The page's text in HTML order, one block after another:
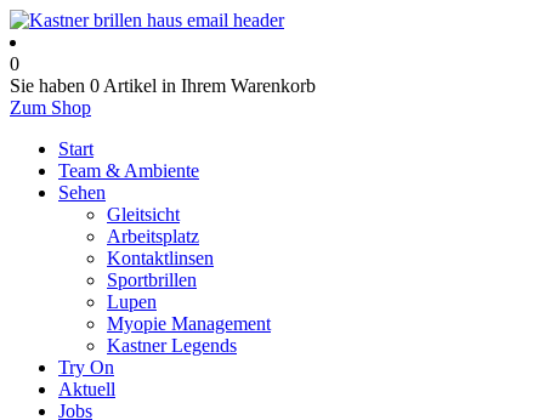
0
Sie haben 0 Artikel in Ihrem Warenkorb
Zum Shop
Start
Team & Ambiente
Sehen
Gleitsicht
Arbeitsplatz
Kontaktlinsen
Sportbrillen
Lupen
Myopie Management
Kastner Legends
Try On
Aktuell
Jobs